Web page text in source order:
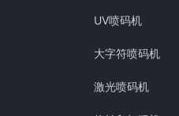
UV喷码机
大字符喷码机
激光喷码机